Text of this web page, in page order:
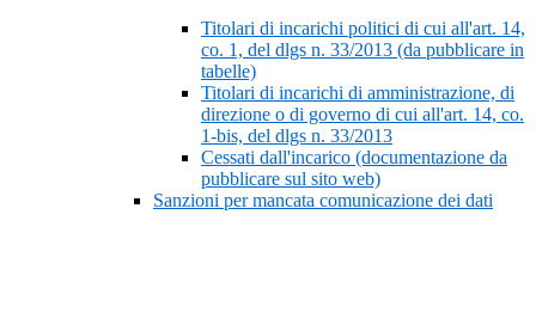
Titolari di incarichi politici di cui all'art. 14,
co. 1, del dlgs n. 33/2013 (da pubblicare in
tabelle)
Titolari di incarichi di amministrazione, di
direzione o di governo di cui all'art. 14, co.
1-bis, del dlgs n. 33/2013
Cessati dall'incarico (documentazione da
pubblicare sul sito web)
Sanzioni per mancata comunicazione dei dati